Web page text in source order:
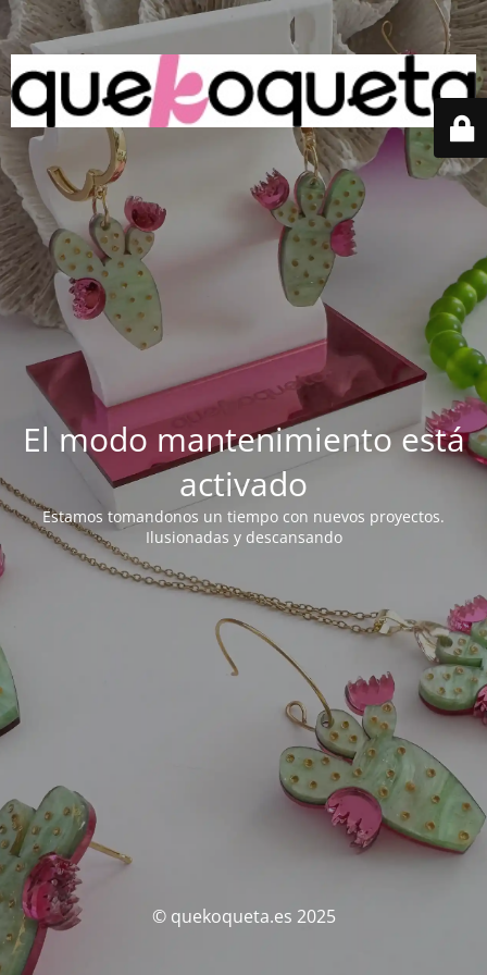
El modo mantenimiento está
activado
Estamos tomandonos un tiempo con nuevos proyectos.
Ilusionadas y descansando
© quekoqueta.es 2025